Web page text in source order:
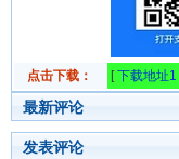
点击下载： [下载地址1
最新评论
发表评论